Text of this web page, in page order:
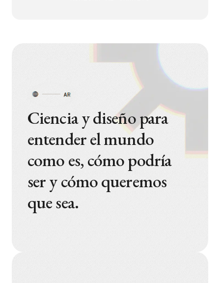
Ciencia y diseño para
entender el mundo
como es, cómo podría
ser y cómo queremos
que sea.